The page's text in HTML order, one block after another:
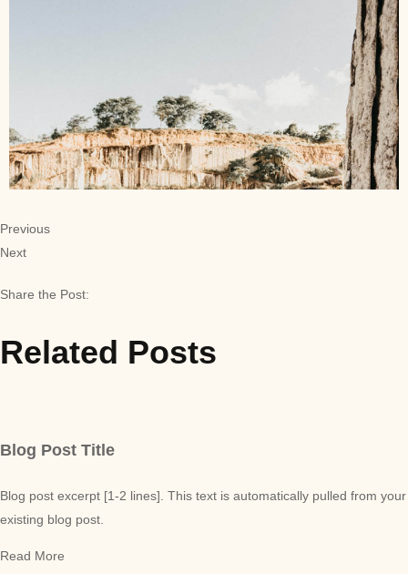
Previous
Next
Share the Post:
Related Posts
Blog Post Title
Blog post excerpt [1-2 lines]. This text is automatically pulled from your
existing blog post.
Read More